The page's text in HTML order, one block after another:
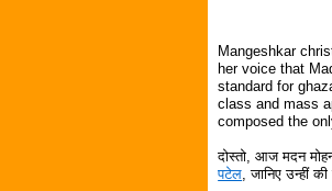
Mangeshkar
her voice that
standard for
class and mass
composed the
दोस्तो, आज मदन
पटेल , जानिए उन्हीं